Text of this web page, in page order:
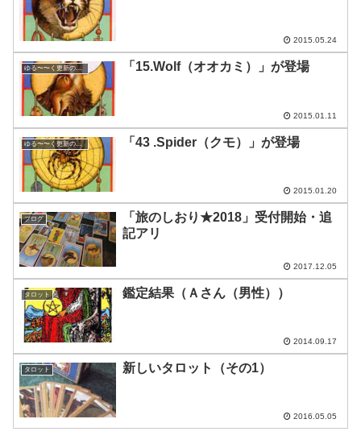
2015.05.24
ゆる〜〜く更新の日めくり 「15.Wolf（オオカミ）」が登場
2015.01.11
ゆる〜〜く更新の日めくり 「43 .Spider（クモ）」が登場
2015.01.20
ブログ
「旅のしおり★2018」受付開始・追
記アリ
2017.12.05
タロット 鑑定結果（Ａさん（男性））
2014.09.17
タロット 新しいタロット（その1）
2016.05.05